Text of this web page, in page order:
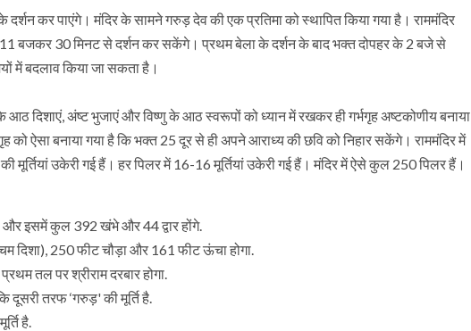
कर पाएंगे। मंदिर के सामने गरुड़ देव की एक प्रतिमा को स्थापित किया गया है। राममंदिर
बजकर 30 मिनट से दर्शन कर सकेंगे। प्रथम बेला के दर्शन के बाद भक्त दोपहर के 2 बजे से
में बदलाव किया जा सकता है।
आठ दिशाएं, अंष्ट भुजाएं और विष्णु के आठ स्वरूपों को ध्यान में रखकर ही गर्भगृह अष्टकोणीय बनाया
को ऐसा बनाया गया है कि भक्त 25 दूर से ही अपने आराध्य की छवि को निहार सकेंगे। राममंदिर में
मूर्तियां उकेरी गई हैं। हर पिलर में 16-16 मूर्तियां उकेरी गई हैं। मंदिर में ऐसे कुल 250 पिलर हैं।
और इसमें कुल 392 खंभे और 44 द्वार होंगे.
दिशा), 250 फीट चौड़ा और 161 फीट ऊंचा होगा.
तल पर श्रीराम दरबार होगा.
तरफ ‘गरुड़' की मूर्ति है.
है.